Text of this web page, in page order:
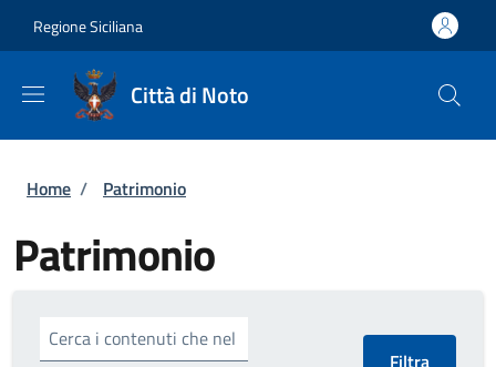
Regione Siciliana
Città di Noto
Briciole di pane
Home / Patrimonio
Patrimonio
Cerca i contenuti che nel